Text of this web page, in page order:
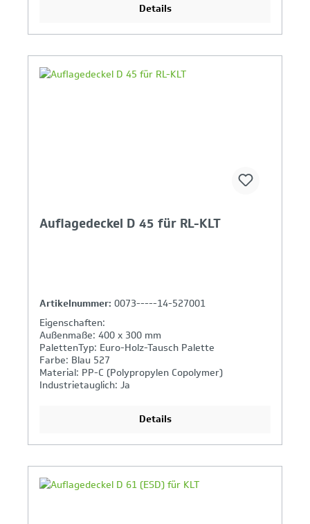
Details
Ihr Produktvergleich ist voll
Auflagedeckel D 45 für RL-KLT
Artikelnummer: 0073-----14-527001
Eigenschaften:
Außenmaße: 400 x 300 mm
PalettenTyp: Euro-Holz-Tausch Palette
Farbe: Blau 527
Material: PP-C (Polypropylen Copolymer)
Industrietauglich: Ja
Details
Ihr Produktvergleich ist voll